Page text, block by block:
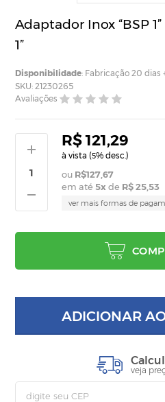
Adaptador Inox “BSP
1”
Disponibilidade: Fabricação 20 dias
SKU: 21230265
Avaliações
R$ 121,29
à vista (5% desc.)
R$127,67
em até5x de R$ 25,53
ver mais formas de
ADICIONAR
veja